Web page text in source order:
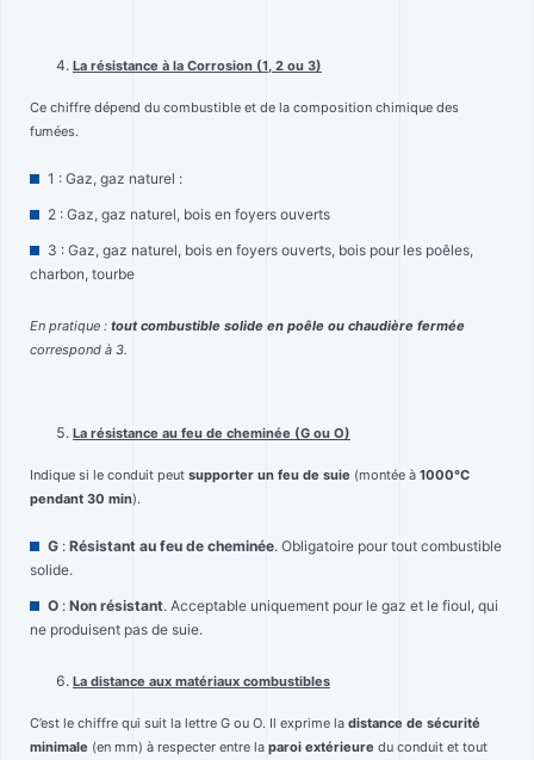
La résistance à la Corrosion (1, 2 ou 3)
Ce chiffre dépend du combustible et de la composition chimique des
fumées.
1 : Gaz, gaz naturel :
2 : Gaz, gaz naturel, bois en foyers ouverts
3 : Gaz, gaz naturel, bois en foyers ouverts, bois pour les poêles,
charbon, tourbe
En pratique : tout combustible solide en poêle ou chaudière fermée
correspond à 3.
La résistance au feu de cheminée (G ou O)
Indique si le conduit peut supporter un feu de suie (montée à 1000°C
pendant 30 min).
G : Résistant au feu de cheminée. Obligatoire pour tout combustible
solide.
O : Non résistant. Acceptable uniquement pour le gaz et le fioul, qui
ne produisent pas de suie.
La distance aux matériaux combustibles
C’est le chiffre qui suit la lettre G ou O. Il exprime la distance de sécurité
minimale (en mm) à respecter entre la paroi extérieure du conduit et tout